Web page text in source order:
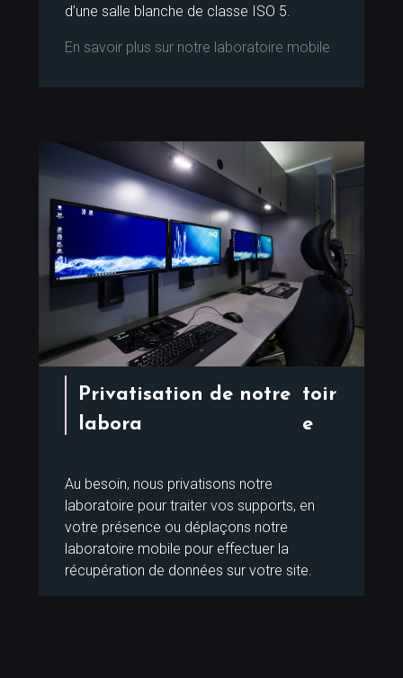
d’une salle blanche de classe ISO 5.
En savoir plus sur notre laboratoire mobile
Privatisation de notre
labora
toir
e
Au besoin, nous privatisons notre
laboratoire pour traiter vos supports, en
votre présence ou déplaçons notre
laboratoire mobile pour effectuer la
récupération de données sur votre site.